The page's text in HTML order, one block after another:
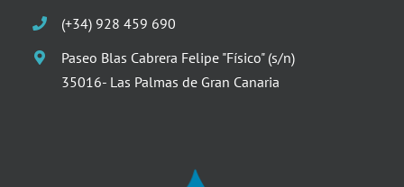
(+34) 928 459 690
Paseo Blas Cabrera Felipe "Físico" (s/n)
35016- Las Palmas de Gran Canaria